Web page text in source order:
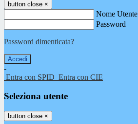
button close ×
Nome Utente
Password
Password dimenticata?
-
Entra con SPID Entra con CIE
Seleziona utente
button close ×